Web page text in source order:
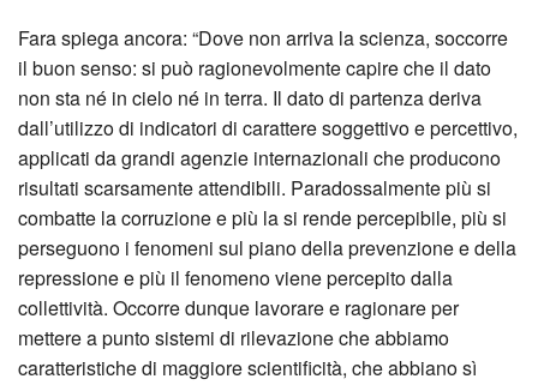
Fara spiega ancora: “Dove non arriva la scienza, soccorre
il buon senso: si può ragionevolmente capire che il dato
non sta né in cielo né in terra. Il dato di partenza deriva
dall’utilizzo di indicatori di carattere soggettivo e percettivo,
applicati da grandi agenzie internazionali che producono
risultati scarsamente attendibili. Paradossalmente più si
combatte la corruzione e più la si rende percepibile, più si
perseguono i fenomeni sul piano della prevenzione e della
repressione e più il fenomeno viene percepito dalla
collettività. Occorre dunque lavorare e ragionare per
mettere a punto sistemi di rilevazione che abbiamo
caratteristiche di maggiore scientificità, che abbiano sì